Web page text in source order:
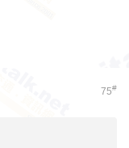
75#